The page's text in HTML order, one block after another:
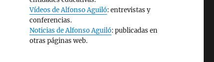
Vídeos de Alfonso Aguiló: entrevistas y
conferencias.
Noticias de Alfonso Aguiló: publicadas en
otras páginas web.